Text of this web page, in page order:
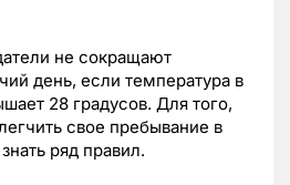
не сокращают
день, если температура в
28 градусов. Для того,
свое пребывание в
ряд правил.